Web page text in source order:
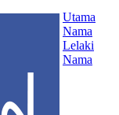
Utama
Nama
Lelaki
Nama